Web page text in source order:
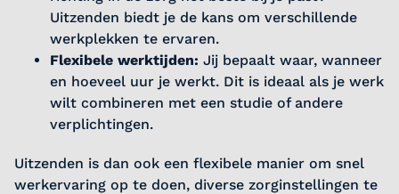
Uitzenden biedt je de kans om verschillende
werkplekken te ervaren.
Flexibele werktijden: Jij bepaalt waar, wanneer
en hoeveel uur je werkt. Dit is ideaal als je werk
wilt combineren met een studie of andere
verplichtingen.
Uitzenden is dan ook een flexibele manier om snel
werkervaring op te doen, diverse zorginstellingen te